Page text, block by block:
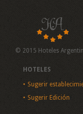
© 2015 Hoteles
HOTELES
Sugerir
Sugerir Edición